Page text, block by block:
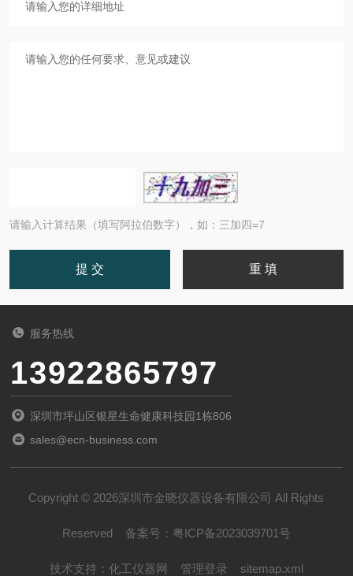
请输入计算结果（填写阿拉伯数字），如：三加四=7
服务热线
13922865797
深圳市坪山区银星生命健康科技园1栋806
sales@ecn-business.com
Copyright © 2026深圳市金晓仪器设备有限公司 All Rights
Reserved 备案号： 粤ICP备2023039701号
技术支持： 化工仪器网 管理登录 sitemap.xml